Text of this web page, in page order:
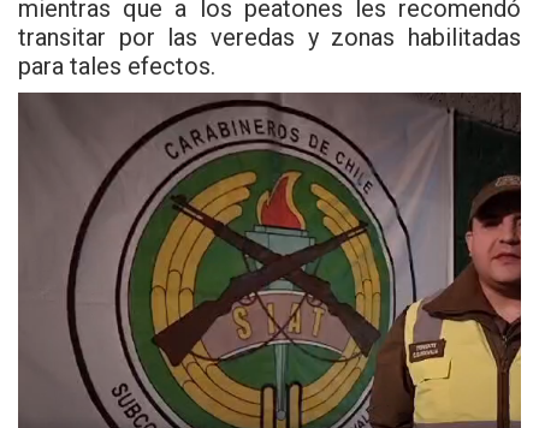
mientras que a los peatones les recomendó
transitar por las veredas y zonas habilitadas
para tales efectos.